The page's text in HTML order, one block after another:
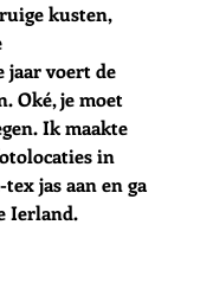
kusten,
jaar voert de
Oké, je moet
Ik maakte
in
jas aan en ga
Ierland.